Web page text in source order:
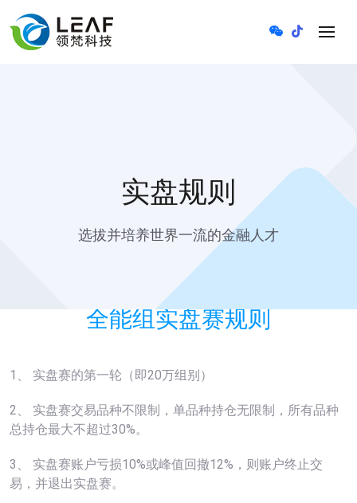
实盘规则
选拔并培养世界一流的金融人才
全能组实盘赛规则
1、 实盘赛的第一轮（即20万组别）
2、 实盘赛交易品种不限制，单品种持仓无限制，所有品种
总持仓最大不超过30%。
3、 实盘赛账户亏损10%或峰值回撤12%，则账户终止交
易，并退出实盘赛。